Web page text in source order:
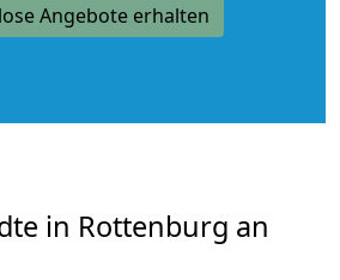
Angebote erhalten
in Rottenburg an